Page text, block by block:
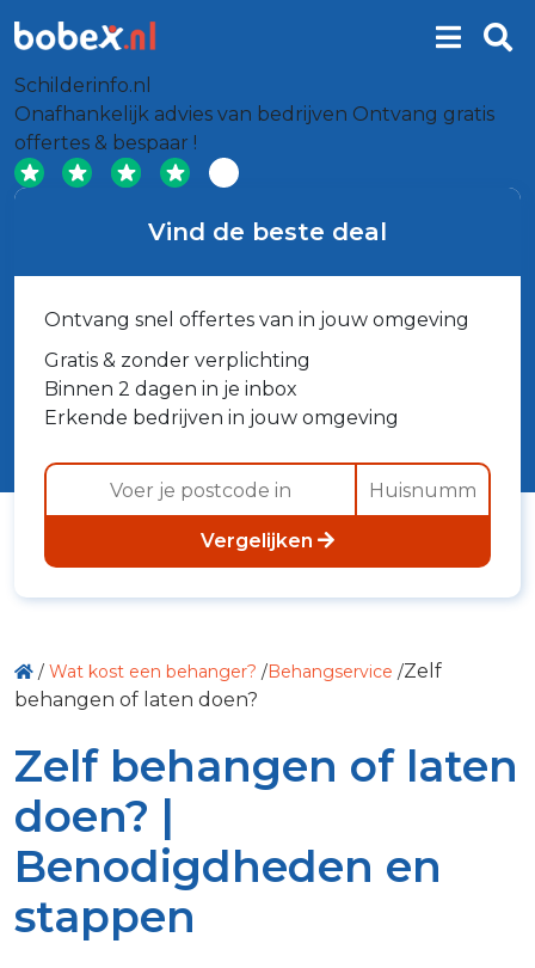
Schilderinfo.nl
Onafhankelijk advies van bedrijven Ontvang gratis
offertes & bespaar !
Vind de beste deal
Ontvang snel offertes van in jouw omgeving
Gratis & zonder verplichting
Binnen 2 dagen in je inbox
Erkende bedrijven in jouw omgeving
Vergelijken
/ Wat kost een behanger? /Behangservice /Zelf
behangen of laten doen?
Zelf behangen of laten
doen? |
Benodigdheden en
stappen